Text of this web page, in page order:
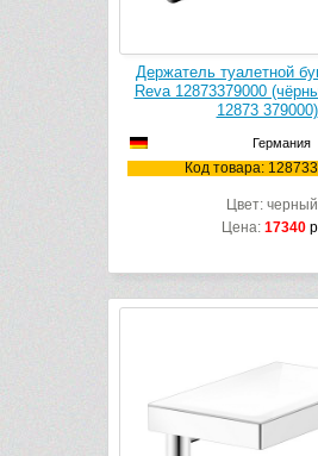
Держатель туалетной
Reva 12873379000
12873 379000)
Германия
Код товара:
Цвет: черный
Цена: 17340